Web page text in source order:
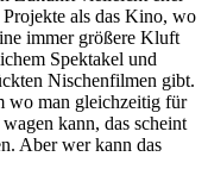
als das Kino, wo
immer größere Kluft
Spektakel und
Nischenfilmen gibt.
wo man gleichzeitig für
kann, das scheint
Aber wer kann das